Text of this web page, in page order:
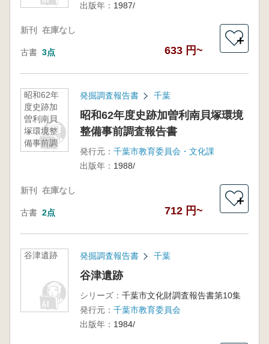
出版年： 1987/
新刊 在庫なし
古書 3点 633 円~
＋
昭和62年
度史跡加
曽利南貝
塚環境整
備事前調
査報告書
発掘調査報告書 千葉
昭和62年度史跡加曽利南貝塚環境
整備事前調査報告書
発行元： 千葉市教育委員会・文化課
出版年： 1988/
新刊 在庫なし
古書 2点 712 円~
＋
谷津遺跡 発掘調査報告書 千葉
谷津遺跡
シリーズ： 千葉市文化財調査報告書第10集
発行元： 千葉市教育委員会
出版年： 1984/